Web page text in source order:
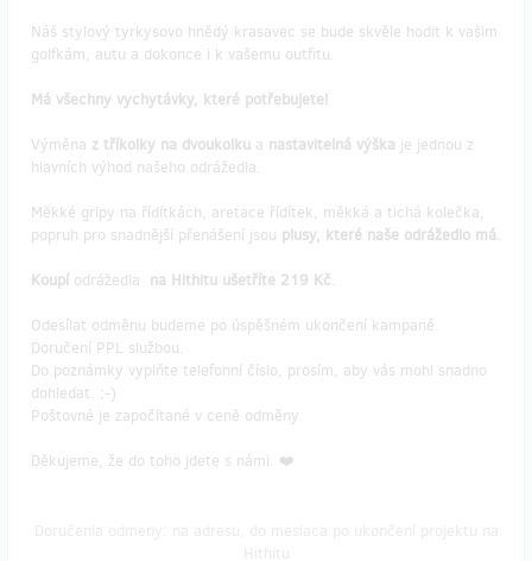
Náš stylový tyrkysovo hnědý krasavec se bude skvěle hodit k vašim
golfkám, autu a dokonce i k vašemu outfitu.
Má všechny vychytávky, které potřebujete!
Výměna z tříkolky na dvoukolku a nastavitelná výška je jednou z
hlavních výhod našeho odrážedla.
Měkké gripy na řídítkách, aretace řídítek, měkká a tichá kolečka,
popruh pro snadnější přenášení jsou plusy, které naše odrážedlo má.
Koupí odrážedla na Hithitu ušetříte 219 Kč.
Odesílat odměnu budeme po úspěšném ukončení kampaně.
Doručení PPL službou.
Do poznámky vyplňte telefonní číslo, prosím, aby vás mohl snadno
dohledat. ;-)
Poštovné je započítané v ceně odměny.
Děkujeme, že do toho jdete s námi. ❤️